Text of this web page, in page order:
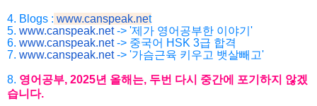
4. Blogs : www.canspeak.net
5. www.canspeak.net-> '제가 영어공부한 이야기'
6. www.canspeak.net-> 중국어 HSK 3급 합격
7. www.canspeak.net-> '가슴근육 키우고 뱃살빼고'
8. 영어공부, 2025년 올해는, 두번 다시 중간에 포기하지 않겠
습니 다.